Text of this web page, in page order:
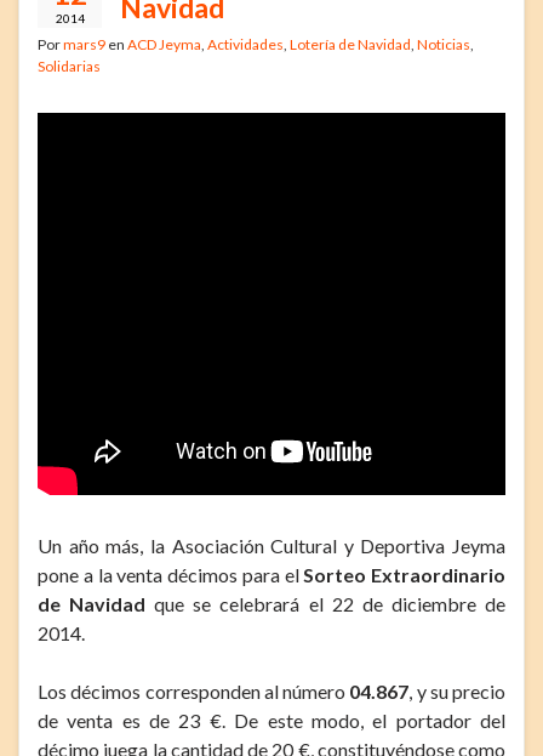
2014
Pormars9 en ACD Jeyma Actividades Lotería de Navidad Noticias
Solidarias
Un año más, la Asociación Cultural y Deportiva Jeyma
pone a la venta décimos para el Sorteo Extraordinario
de Navidad que se celebrará el 22 de diciembre de
2014.
Los décimos corresponden al número 04.867 , y su precio
de venta es de 23 €. De este modo, el portador del
décimo juega la cantidad de 20 €, constituyéndose como